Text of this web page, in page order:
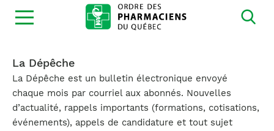
Ouvrir
la
La Dépêche
La Dépêche est un bulletin électronique envoyé
chaque mois par courriel aux abonnés. Nouvelles
d’actualité, rappels importants (formations, cotisations,
événements), appels de candidature et tout sujet